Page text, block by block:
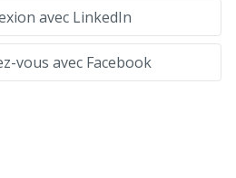
avec LinkedIn
vous avec Facebook